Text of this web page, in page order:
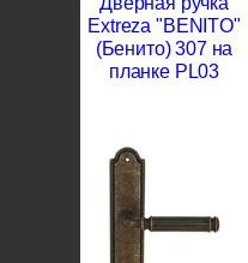
Extreza "BENITO"
(Бенито) 307 на
планке PL03